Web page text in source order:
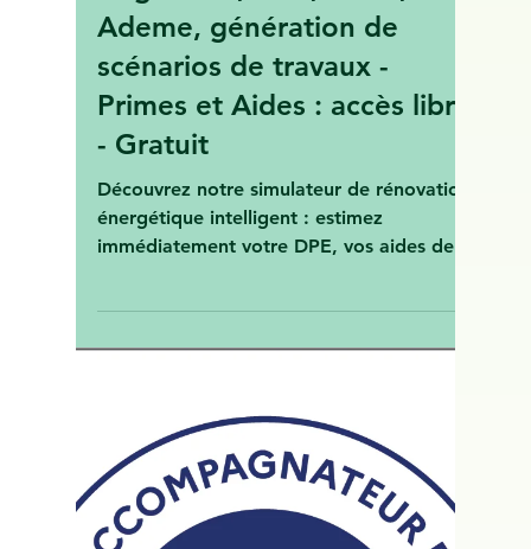
Vert Avenir Rédaction
22 mars 2025